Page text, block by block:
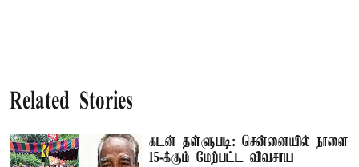
Related Stories
கடன் தள்ளுபடி: சென்னையில் நாளை
15-க்கும் மேற்பட்ட விவசாய